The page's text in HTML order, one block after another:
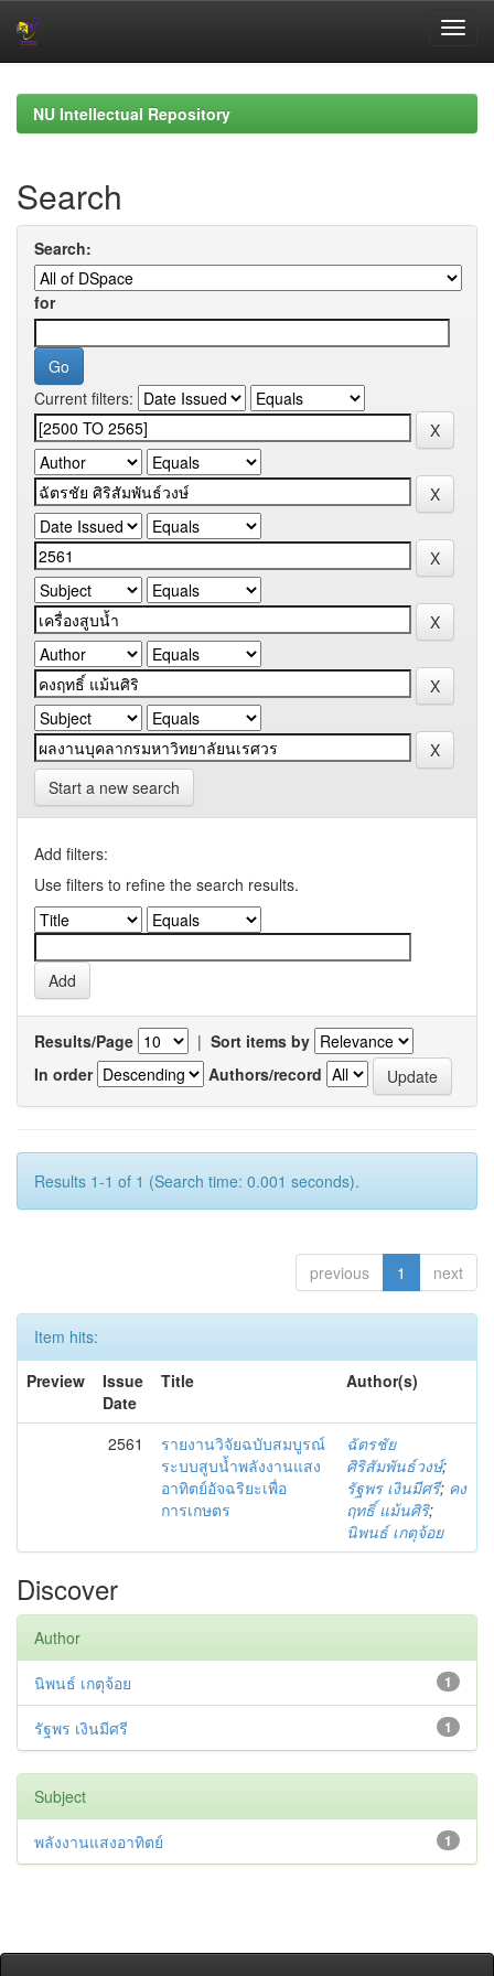
navigationNU Intellectual Repository
Search
Search:
for
Current filters:
Start a new search
Add filters:
Use filters to refine the search results.
Results/Page | Sort items by
In order
Authors/record
Results 1-1 of 1 (Search time: 0.001 seconds).
previous 1 next
Item hits:
Preview
Issue
Date
Title Author(s)
2561
รายงานวิจัยฉบับสมบูรณ์
ระบบสูบน้ำพลังงานแสง
อาทิตย์อัจฉริยะเพื่อ
การเกษตร
ฉัตรชัย
ศิริสัมพันธ์วงษ์;
รัฐพร เงินมีศรี; คง
ฤทธิ์ แม้นศิริ;
นิพนธ์ เกตุจ้อย
Discover
Author
1
นิพนธ์ เกตุจ้อย
1
รัฐพร เงินมีศรี
Subject
1
พลังงานแสงอาทิตย์